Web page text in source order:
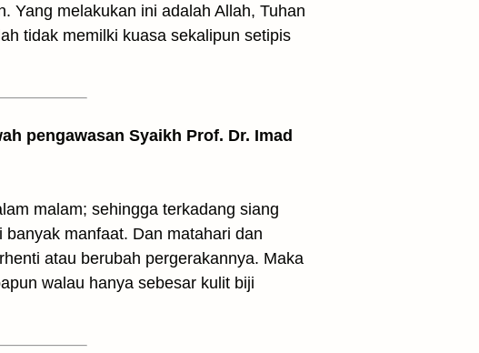
Yang melakukan ini adalah Allah, Tuhan
tidak memilki kuasa sekalipun setipis
pengawasan Syaikh Prof. Dr. Imad
malam; sehingga terkadang siang
manfaat. Dan matahari dan
atau berubah pergerakannya. Maka
walau hanya sebesar kulit biji